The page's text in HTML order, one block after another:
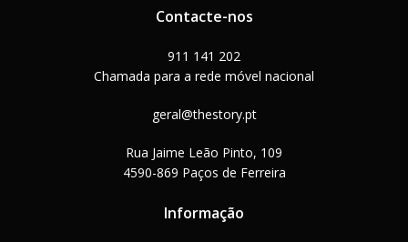
Contacte-nos
911 141 202
Chamada para a rede móvel nacional
geral@thestory.pt
Rua Jaime Leão Pinto, 109
4590-869 Paços de Ferreira
Informação